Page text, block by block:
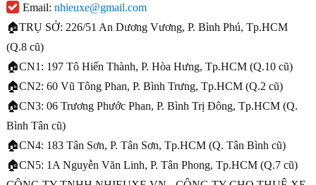
Email: nhieuxe@gmail.com
🏠TRỤ SỞ: 226/51 An Dương Vương, P. Bình Phú, Tp.HCM
(Q.8 cũ)
🏠CN1: 197 Tô Hiến Thành, P. Hòa Hưng, Tp.HCM (Q.10 cũ)
🏠CN2: 60 Vũ Tông Phan, P. Bình Trưng, Tp.HCM (Q.2 cũ)
🏠CN3: 06 Trương Phước Phan, P. Bình Trị Đông, Tp.HCM (Q.
Bình Tân cũ)
🏠CN4: 183 Tân Sơn, P. Tân Sơn, Tp.HCM (Q. Tân Bình cũ)
🏠CN5: 1A Nguyễn Văn Linh, P. Tân Phong, Tp.HCM (Q.7 cũ)